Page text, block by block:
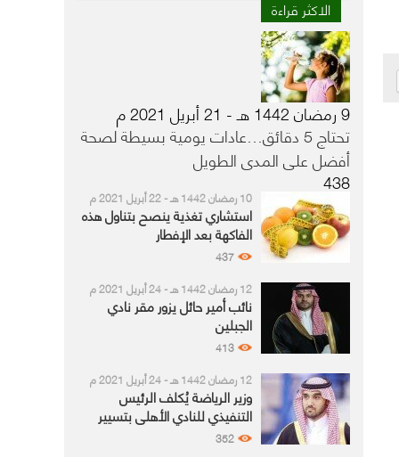
الاكثر قراءة
9 رمضان 1442 هـ - 21 أبريل 2021 م
تحتاج 5 دقائق…عادات يومية بسيطة لصحة
أفضل على المدى الطويل
438
10 رمضان 1442 هـ - 22 أبريل 2021 م
استشاري تغذية ينصح بتناول هذه
الفاكهة بعد الإفطار
437
12 رمضان 1442 هـ - 24 أبريل 2021 م
نائب أمير حائل يزور مقر نادي
الجبلين
413
12 رمضان 1442 هـ - 24 أبريل 2021 م
وزير الرياضة يُكلف الرئيس
التنفيذي للنادي الأهلي بتسيير
أمور النادي بعد استقالة مؤمنة
352